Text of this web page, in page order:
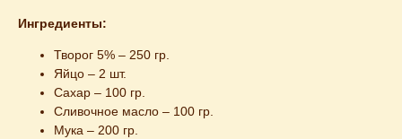
Ингредиенты:
Творог 5% – 250 гр.
Яйцо – 2 шт.
Сахар – 100 гр.
Сливочное масло – 100 гр.
Мука – 200 гр.